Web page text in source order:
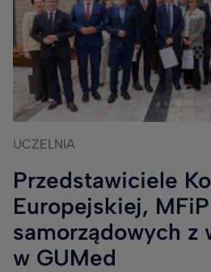
UCZELNIA
Przedstawiciele
Europejskiej,
samorządowych z
w GUMed